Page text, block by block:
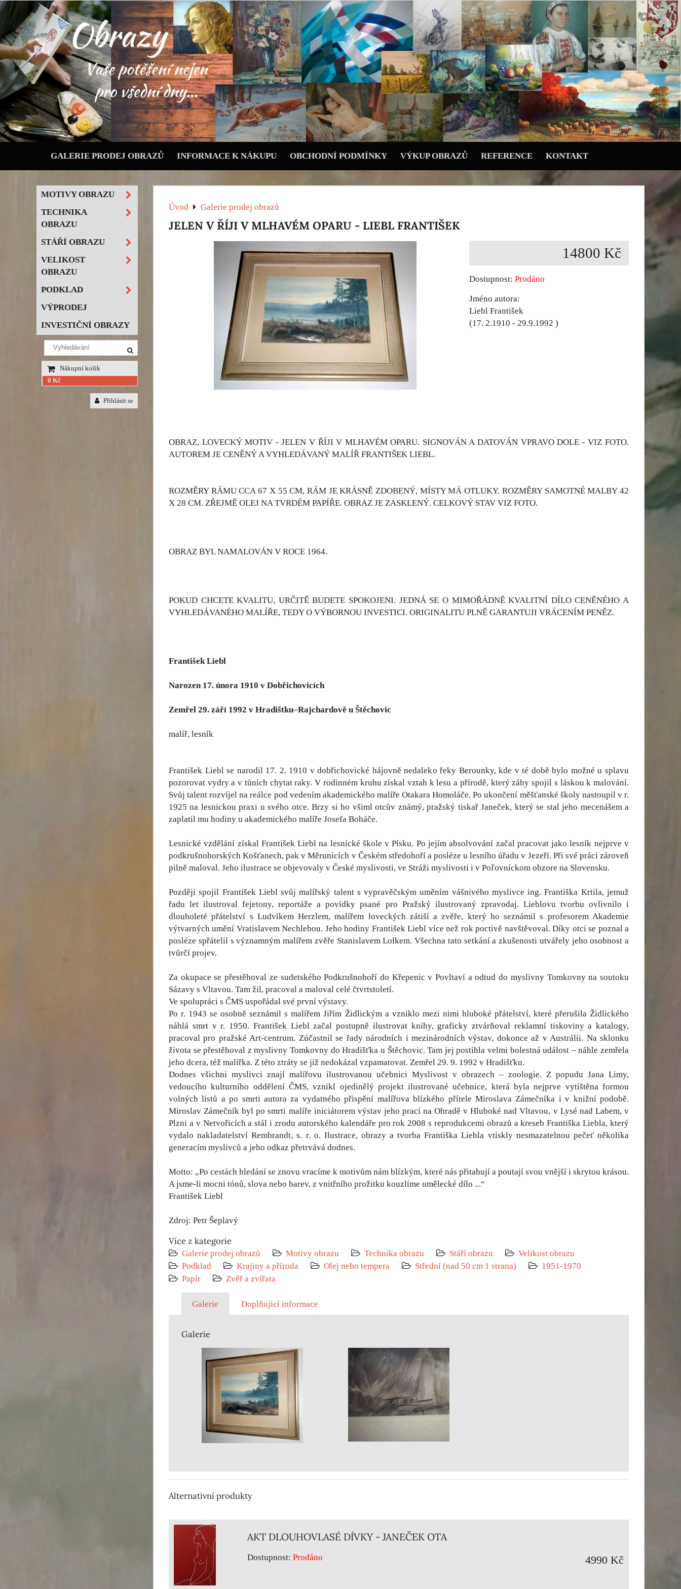
GALERIE PRODEJ OBRAZŮ INFORMACE K NÁKUPU OBCHODNÍ PODMÍNKY VÝKUP OBRAZŮ REFERENCE KONTAKT
Úvod Galerie prodej obrazů
JELEN V ŘÍJI V MLHAVÉM OPARU - LIEBL FRANTIŠEK
14800 Kč
Dostupnost: Prodáno
Jméno autora:
Liebl František
(17. 2.1910 - 29.9.1992 )
OBRAZ, LOVECKÝ MOTIV - JELEN V ŘÍJI V MLHAVÉM OPARU. SIGNOVÁN A DATOVÁN VPRAVO DOLE - VIZ FOTO.
AUTOREM JE CENĚNÝ A VYHLEDÁVANÝ MALÍŘ FRANTIŠEK LIEBL.
ROZMĚRY RÁMU CCA 67 X 55 CM, RÁM JE KRÁSNĚ ZDOBENÝ, MÍSTY MÁ OTLUKY. ROZMĚRY SAMOTNÉ MALBY 42
X 28 CM. ZŘEJMĚ OLEJ NA TVRDÉM PAPÍŘE. OBRAZ JE ZASKLENÝ. CELKOVÝ STAV VIZ FOTO.
OBRAZ BYL NAMALOVÁN V ROCE 1964.
POKUD CHCETE KVALITU, URČITĚ BUDETE SPOKOJENI. JEDNÁ SE O MIMOŘÁDNĚ KVALITNÍ DÍLO CENĚNÉHO A
VYHLEDÁVANÉHO MALÍŘE, TEDY O VÝBORNOU INVESTICI. ORIGINALITU PLNĚ GARANTUJI VRÁCENÍM PENĚZ.
František Liebl
Narozen 17. února 1910 v Dobřichovicích
Zemřel 29. září 1992 v Hradištku–Rajchardově u Štěchovic
malíř, lesník
František Liebl se narodil 17. 2. 1910 v dobřichovické hájovně nedaleko řeky Berounky, kde v té době bylo možné u splavu
pozorovat vydry a v tůních chytat raky. V rodinném kruhu získal vztah k lesu a přírodě, který záhy spojil s láskou k malování.
Svůj talent rozvíjel na reálce pod vedením akademického malíře Otakara Homoláče. Po ukončení měšťanské školy nastoupil v r.
1925 na lesnickou praxi u svého otce. Brzy si ho všiml otcův známý, pražský tiskař Janeček, který se stal jeho mecenášem a
zaplatil mu hodiny u akademického malíře Josefa Boháče.
Lesnické vzdělání získal František Liebl na lesnické škole v Písku. Po jejím absolvování začal pracovat jako lesník nejprve v
podkrušnohorských Košťanech, pak v Měrunicích v Českém středohoří a posléze u lesního úřadu v Jezeří. Při své práci zároveň
pilně maloval. Jeho ilustrace se objevovaly v České myslivosti, ve Stráži myslivosti i v Poľovníckom obzore na Slovensku.
Později spojil František Liebl svůj malířský talent s vypravěčským uměním vášnivého myslivce ing. Františka Krtila, jemuž
řadu let ilustroval fejetony, reportáže a povídky psané pro Pražský ilustrovaný zpravodaj. Lieblovu tvorbu ovlivnilo i
dlouholeté přátelství s Ludvíkem Herzlem, malířem loveckých zátiší a zvěře, který ho seznámil s profesorem Akademie
výtvarných umění Vratislavem Nechlebou. Jeho hodiny František Liebl více než rok poctivě navštěvoval. Díky otci se poznal a
posléze spřátelil s významným malířem zvěře Stanislavem Lolkem. Všechna tato setkání a zkušenosti utvářely jeho osobnost a
tvůrčí projev.
Za okupace se přestěhoval ze sudetského Podkrušnohoří do Křepenic v Povltaví a odtud do myslivny Tomkovny na soutoku
Sázavy s Vltavou. Tam žil, pracoval a maloval celé čtvrtstoletí.
Ve spolupráci s ČMS uspořádal své první výstavy.
Po r. 1943 se osobně seznámil s malířem Jiřím Židlickým a vzniklo mezi nimi hluboké přátelství, které přerušila Židlického
náhlá smrt v r. 1950. František Liebl začal postupně ilustrovat knihy, graficky ztvárňoval reklamní tiskoviny a katalogy,
pracoval pro pražské Art-centrum. Zúčastnil se řady národních i mezinárodních výstav, dokonce až v Austrálii. Na sklonku
života se přestěhoval z myslivny Tomkovny do Hradišťka u Štěchovic. Tam jej postihla velmi bolestná událost – náhle zemřela
jeho dcera, též malířka. Z této ztráty se již nedokázal vzpamatovat. Zemřel 29. 9. 1992 v Hradišťku.
Dodnes všichni myslivci znají malířovu ilustrovanou učebnici Myslivost v obrazech – zoologie. Z popudu Jana Limy,
vedoucího kulturního oddělení ČMS, vznikl ojedinělý projekt ilustrované učebnice, která byla nejprve vytištěna formou
volných listů a po smrti autora za vydatného přispění malířova blízkého přítele Miroslava Zámečníka i v knižní podobě.
Miroslav Zámečník byl po smrti malíře iniciátorem výstav jeho prací na Ohradě v Hluboké nad Vltavou, v Lysé nad Labem, v
Plzni a v Netvořicích a stál i zrodu autorského kalendáře pro rok 2008 s reprodukcemi obrazů a kreseb Františka Liebla, který
vydalo nakladatelství Rembrandt, s. r. o. Ilustrace, obrazy a tvorba Františka Liebla vtiskly nesmazatelnou pečeť několika
generacím myslivců a jeho odkaz přetrvává dodnes.
Motto: „Po cestách hledání se znovu vracíme k motivům nám blízkým, které nás přitahují a poutají svou vnější i skrytou krásou.
A jsme-li mocni tónů, slova nebo barev, z vnitřního prožitku kouzlíme umělecké dílo ...“
František Liebl
Zdroj: Petr Šeplavý
Více z kategorie
Galerie prodej obrazů Motivy obrazu Technika obrazu Stáří obrazu
Velikost obrazu
Podklad
Krajiny a příroda Olej nebo tempera Střední (nad 50 cm 1 strana)
1951-1970
Papír
Zvěř a zvířata
Galerie Doplňující informace
Galerie
Alternativní produkty
AKT DLOUHOVLASÉ DÍVKY - JANEČEK OTA
Dostupnost: Prodáno 4990 Kč
MOTIVY OBRAZU
TECHNIKA
OBRAZU
STÁŘÍ OBRAZU
VELIKOST
OBRAZU
PODKLAD
VÝPRODEJ
INVESTIČNÍ OBRAZY
Nákupní košík
0 Kč
Přihlásit se